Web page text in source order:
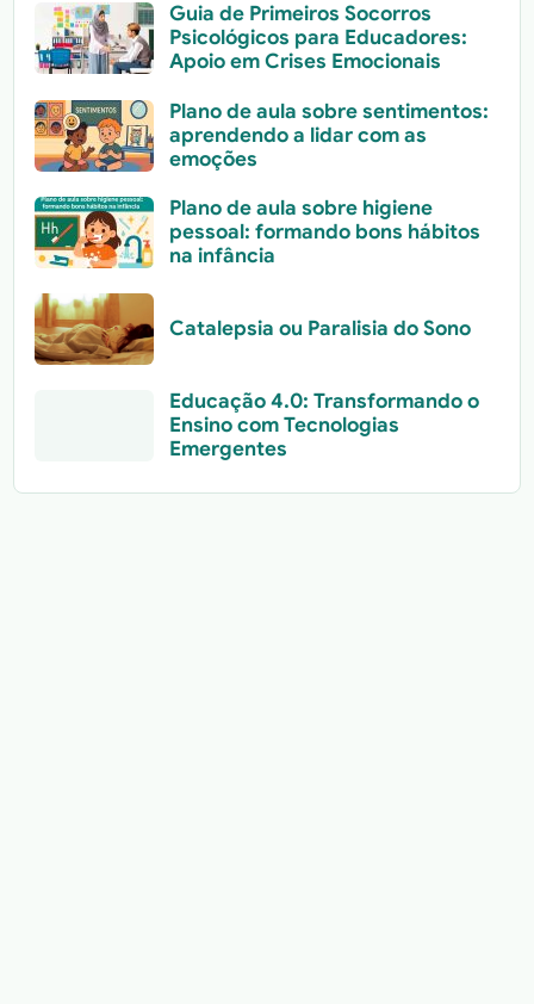
Guia de Primeiros Socorros
Psicológicos para Educadores:
Apoio em Crises Emocionais
Plano de aula sobre sentimentos:
aprendendo a lidar com as
emoções
Plano de aula sobre higiene
pessoal: formando bons hábitos
na infância
Catalepsia ou Paralisia do Sono
Educação 4.0: Transformando o
Ensino com Tecnologias
Emergentes